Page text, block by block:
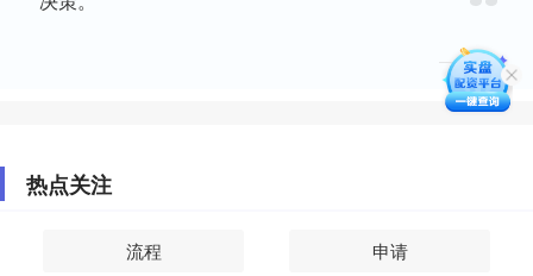
热点关注
流程 申请